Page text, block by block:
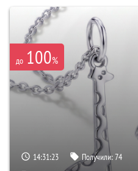
до 100%
14:31:22 Получили:74